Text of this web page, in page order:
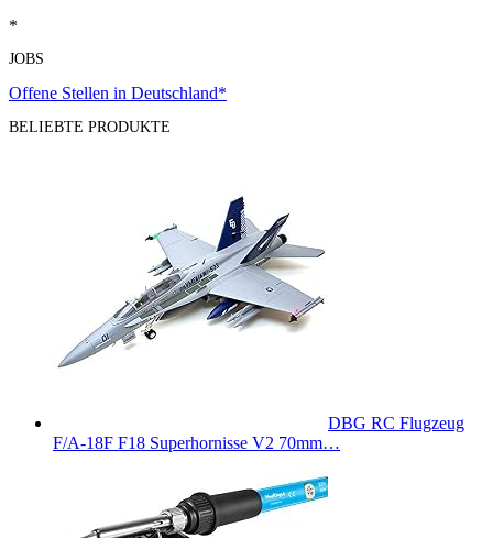
*
JOBS
Offene Stellen in Deutschland*
BELIEBTE PRODUKTE
DBG RC Flugzeug
F/A-18F F18 Superhornisse V2 70mm…